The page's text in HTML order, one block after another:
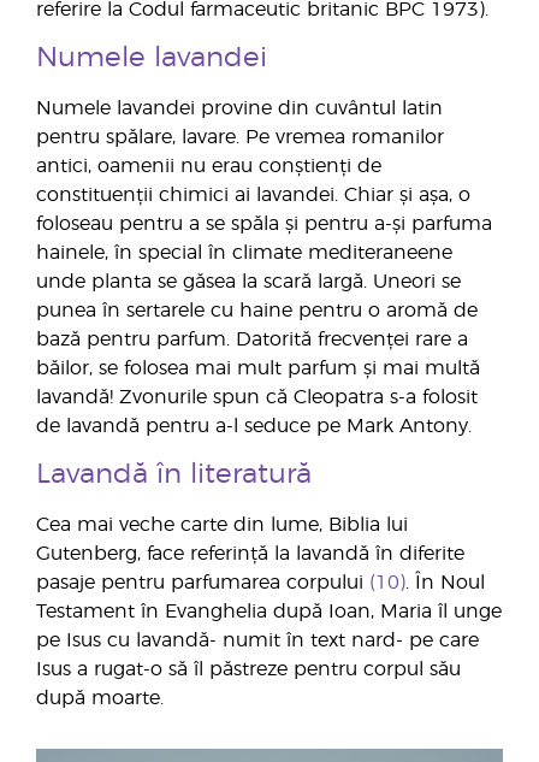
referire la Codul farmaceutic britanic BPC 1973).
Numele lavandei
Numele lavandei provine din cuvântul latin
pentru spălare, lavare. Pe vremea romanilor
antici, oamenii nu erau conștienți de
constituenții chimici ai lavandei. Chiar și așa, o
foloseau pentru a se spăla și pentru a-și parfuma
hainele, în special în climate mediteraneene
unde planta se găsea la scară largă. Uneori se
punea în sertarele cu haine pentru o aromă de
bază pentru parfum. Datorită frecvenței rare a
băilor, se folosea mai mult parfum și mai multă
lavandă! Zvonurile spun că Cleopatra s-a folosit
de lavandă pentru a-l seduce pe Mark Antony.
Lavandă în literatură
Cea mai veche carte din lume, Biblia lui
Gutenberg, face referință la lavandă în diferite
pasaje pentru parfumarea corpului (10) . În Noul
Testament în Evanghelia după Ioan, Maria îl unge
pe Isus cu lavandă- numit în text nard- pe care
Isus a rugat-o să îl păstreze pentru corpul său
după moarte.